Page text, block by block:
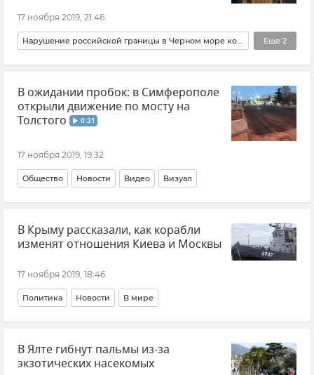
17 ноября 2019, 21:46
Еще 2
Нарушение российской границы в Черном море кораблями ВМС Украины
Политика Новости
В ожидании пробок: в Симферополе
открыли движение по мосту на
Толстого
0:21
17 ноября 2019, 19:32
Общество Новости Видео Визуал
В Крыму рассказали, как корабли
изменят отношения Киева и Москвы
17 ноября 2019, 18:46
Политика Новости В мире
В Ялте гибнут пальмы из-за
экзотических насекомых